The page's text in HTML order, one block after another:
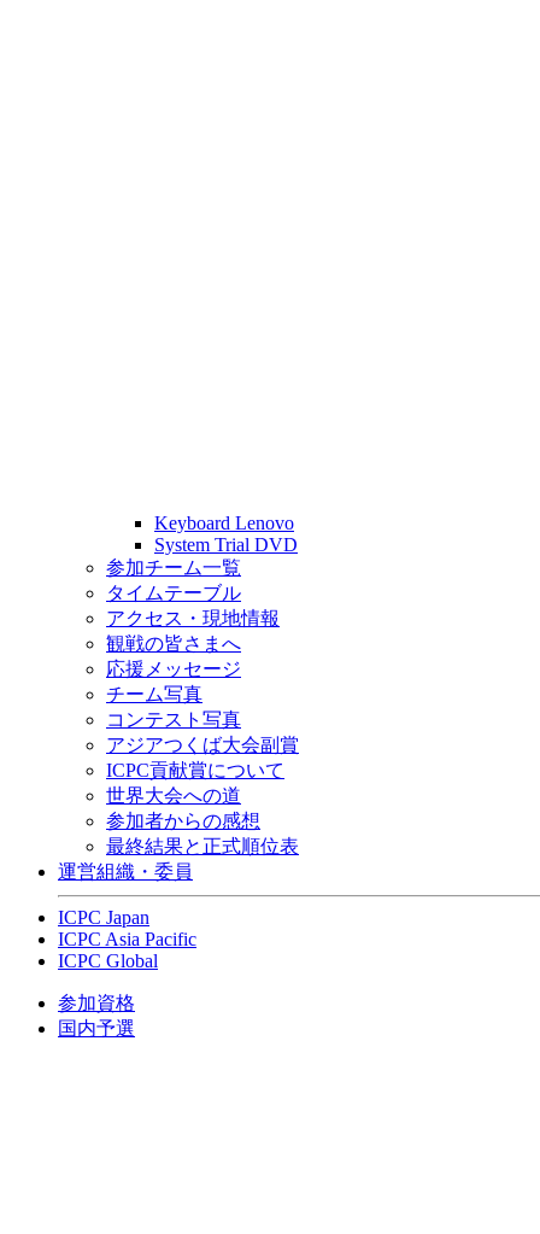
Keyboard Lenovo
System Trial DVD
参加チーム一覧
タイムテーブル
アクセス・現地情報
観戦の皆さまへ
応援メッセージ
チーム写真
コンテスト写真
アジアつくば大会副賞
ICPC貢献賞について
世界大会への道
参加者からの感想
最終結果と正式順位表
運営組織・委員
ICPC Japan
ICPC Asia Pacific
ICPC Global
参加資格
国内予選